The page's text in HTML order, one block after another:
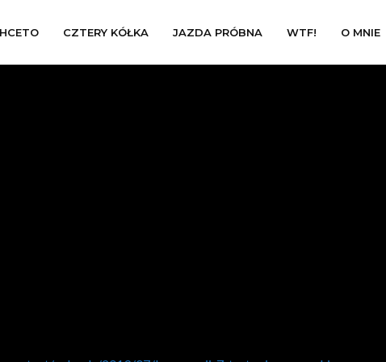
CZTERY KÓŁKA JAZDA PRÓBNA WTF! O MNIE